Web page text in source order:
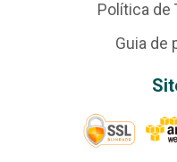
Política de
Guia de